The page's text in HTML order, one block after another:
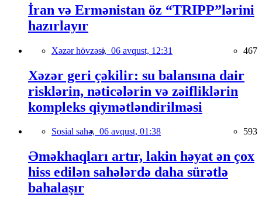
İran və Ermənistan öz “TRIPP”lərini
hazırlayır
Xəzər hövzəsi, 06 avqust, 12:31 467
Xəzər geri çəkilir: su balansına dair
risklərin, nəticələrin və zəifliklərin
kompleks qiymətləndirilməsi
Sosial sahə, 06 avqust, 01:38 593
Əməkhaqları artır, lakin həyat ən çox
hiss edilən sahələrdə daha sürətlə
bahalaşır